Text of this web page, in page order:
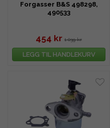
Forgasser B&S 498298,
490533
454 kr 1 039 kr
LEGG TIL HANDLEKURV